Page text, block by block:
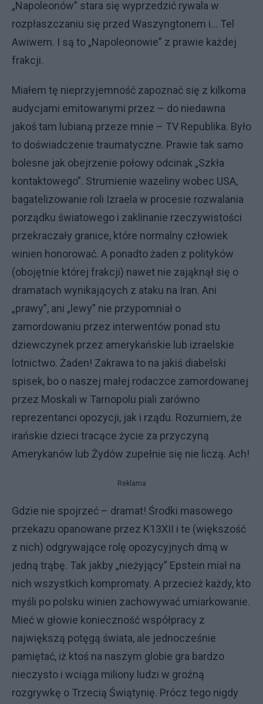
„Napoleonów” stara się wyprzedzić rywala w
rozpłaszczaniu się przed Waszyngtonem i… Tel
Awiwem. I są to „Napoleonowie” z prawie każdej
frakcji.
Miałem tę nieprzyjemność zapoznać się z kilkoma
audycjami emitowanymi przez – do niedawna
jakoś tam lubianą przeze mnie – TV Republika. Było
to doświadczenie traumatyczne. Prawie tak samo
bolesne jak obejrzenie połowy odcinak „Szkła
kontaktowego”. Strumienie wazeliny wobec USA,
bagatelizowanie roli Izraela w procesie rozwalania
porządku światowego i zaklinanie rzeczywistości
przekraczały granice, które normalny człowiek
winien honorować. A ponadto żaden z polityków
(obojętnie której frakcji) nawet nie zająknął się o
dramatach wynikających z ataku na Iran. Ani
„prawy”, ani „lewy” nie przypomniał o
zamordowaniu przez interwentów ponad stu
dziewczynek przez amerykańskie lub izraelskie
lotnictwo. Żaden! Zakrawa to na jakiś diabelski
spisek, bo o naszej małej rodaczce zamordowanej
przez Moskali w Tarnopolu piali zarówno
reprezentanci opozycji, jak i rządu. Rozumiem, że
irańskie dzieci tracące życie za przyczyną
Amerykanów lub Żydów zupełnie się nie liczą. Ach!
Reklama
Gdzie nie spojrzeć – dramat! Środki masowego
przekazu opanowane przez K13XII i te (większość
z nich) odgrywające rolę opozycyjnych dmą w
jedną trąbę. Tak jakby „nieżyjący” Epstein miał na
nich wszystkich kompromaty. A przecież każdy, kto
myśli po polsku winien zachowywać umiarkowanie.
Mieć w głowie konieczność współpracy z
największą potęgą świata, ale jednocześnie
pamiętać, iż ktoś na naszym globie gra bardzo
nieczysto i wciąga miliony ludzi w groźną
rozgrywkę o Trzecią Świątynię. Prócz tego nigdy